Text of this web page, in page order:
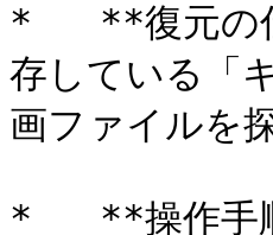
*   **復元の
存している「
画ファイルを
*   **操作手